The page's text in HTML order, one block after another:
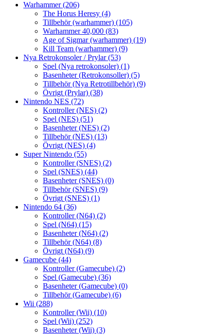
Warhammer(206)
The Horus Heresy (4)
Tillbehör (warhammer) (105)
Warhammer 40,000 (83)
Age of Sigmar (warhammer) (19)
Kill Team (warhammer) (9)
Nya Retrokonsoler / Prylar(53)
Spel (Nya retrokonsoler) (1)
Basenheter (Retrokonsoller) (5)
Tillbehör (Nya Retrotillbehör) (9)
Övrigt (Prylar) (38)
Nintendo NES (72)
Kontroller (NES) (2)
Spel (NES) (51)
Basenheter (NES) (2)
Tillbehör (NES) (13)
Övrigt (NES) (4)
Super Nintendo (55)
Kontroller (SNES) (2)
Spel (SNES) (44)
Basenheter (SNES) (0)
Tillbehör (SNES) (9)
Övrigt (SNES) (1)
Nintendo 64 (36)
Kontroller (N64) (2)
Spel (N64) (15)
Basenheter (N64) (2)
Tillbehör (N64) (8)
Övrigt (N64) (9)
Gamecube (44)
Kontroller (Gamecube) (2)
Spel (Gamecube) (36)
Basenheter (Gamecube) (0)
Tillbehör (Gamecube) (6)
Wii (288)
Kontroller (Wii) (10)
Spel (Wii) (252)
Basenheter (Wii) (3)